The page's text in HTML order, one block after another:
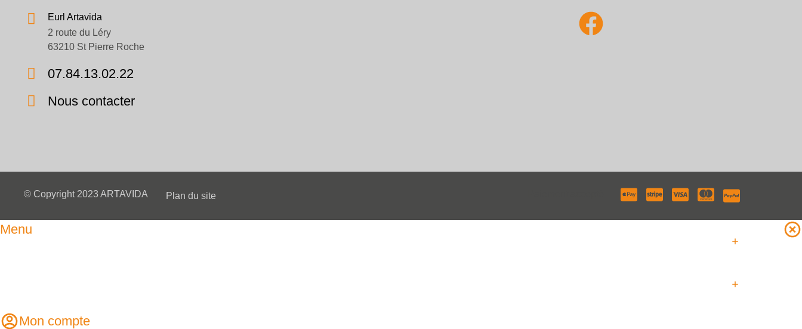
Eurl Artavida
2 route du Léry
63210 St Pierre Roche
07.84.13.02.22
Nous contacter
© Copyright 2023 ARTAVIDA Plan du site
Menu
Mon compte